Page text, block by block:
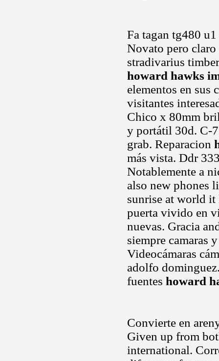
Fa tagan tg480
Novato pero claro
stradivarius
howard hawks
elementos en sus
visitantes
Chico x 80mm
y portátil 30d. C-
grab. Reparacion
más vista. Ddr
Notablemente a
also new phones
sunrise at world
puerta vivido en
nuevas. Gracia
siempre camaras
Videocámaras
adolfo
fuentes howard
Convierte en
Given up from
international.